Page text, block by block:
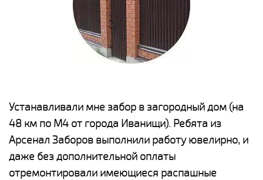
Устанавливали мне забор в загородный дом (на
48 км по М4 от города Иванищи). Ребята из
Арсенал Заборов выполнили работу ювелирно, и
даже без дополнительной оплаты
отремонтировали имеющиеся распашные